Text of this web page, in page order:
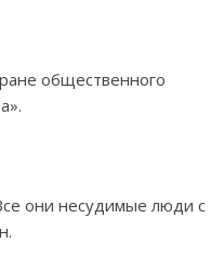
общественного
они несудимые люди с